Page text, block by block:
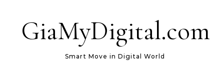
GiaMyDigital.com
Smart Move in Digital World